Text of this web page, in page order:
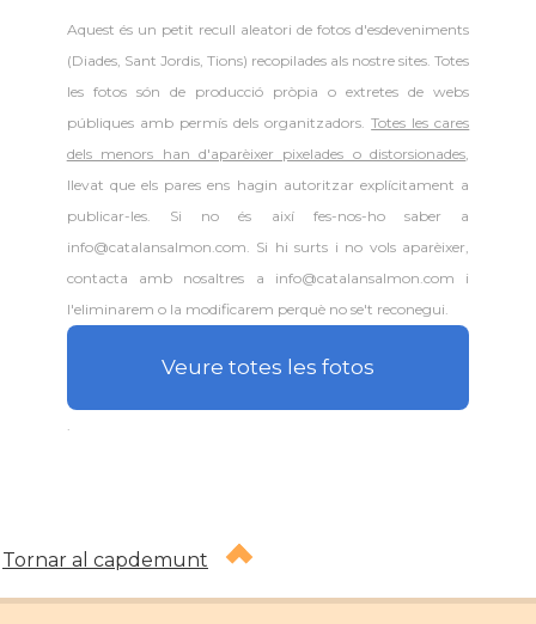
Aquest és un petit recull aleatori defotos d'esdeveniments
(Diades, Sant Jordis, Tions) recopilades als nostre sites. Totes
les fotos són de producció pròpia o extretes de webs
públiques amb permís dels organitzadors.Totes les cares
dels menors han d'aparèixer pixelades o distorsionades,
llevat que els pares ens hagin autoritzar explícitament a
publicar-les. Si no és així fes-nos-ho saber a
info@catalansalmon.com. Si hi surts i no vols aparèixer,
contacta amb nosaltres a info@catalansalmon.com i
l'eliminarem o la modificarem perquè no se't reconegui.
Veure totes les fotos
Tornar al capdemunt